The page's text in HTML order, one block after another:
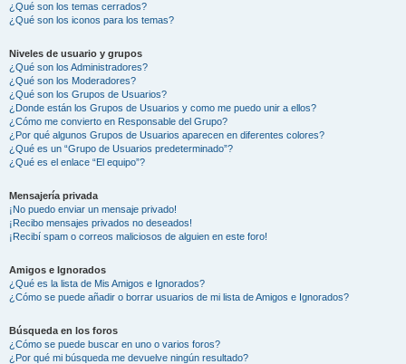
¿Qué son los temas cerrados?
¿Qué son los iconos para los temas?
Niveles de usuario y grupos
¿Qué son los Administradores?
¿Qué son los Moderadores?
¿Qué son los Grupos de Usuarios?
¿Donde están los Grupos de Usuarios y como me puedo unir a ellos?
¿Cómo me convierto en Responsable del Grupo?
¿Por qué algunos Grupos de Usuarios aparecen en diferentes colores?
¿Qué es un “Grupo de Usuarios predeterminado”?
¿Qué es el enlace “El equipo”?
Mensajería privada
¡No puedo enviar un mensaje privado!
¡Recibo mensajes privados no deseados!
¡Recibí spam o correos maliciosos de alguien en este foro!
Amigos e Ignorados
¿Qué es la lista de Mis Amigos e Ignorados?
¿Cómo se puede añadir o borrar usuarios de mi lista de Amigos e Ignorados?
Búsqueda en los foros
¿Cómo se puede buscar en uno o varios foros?
¿Por qué mi búsqueda me devuelve ningún resultado?